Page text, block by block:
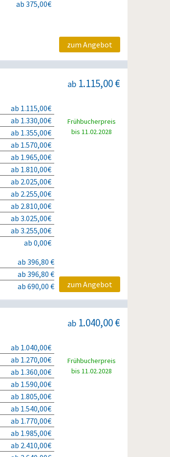
ab 375,00€
zum Angebot
ab 1.115,00 €
ab 1.115,00€
ab 1.330,00€
ab 1.355,00€
ab 1.570,00€
ab 1.965,00€
ab 1.810,00€
ab 2.025,00€
ab 2.255,00€
ab 2.810,00€
ab 3.025,00€
ab 3.255,00€
ab 0,00€
ab 396,80 €
ab 396,80 €
ab 690,00 €
Frühbucherpreis
bis 11.02.2028
zum Angebot
ab 1.040,00 €
ab 1.040,00€
ab 1.270,00€
ab 1.360,00€
ab 1.590,00€
ab 1.805,00€
ab 1.540,00€
ab 1.770,00€
ab 1.985,00€
ab 2.410,00€
Frühbucherpreis
bis 11.02.2028